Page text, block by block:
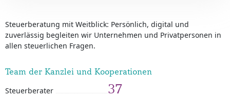
Steuerberatung mit Weitblick: Persönlich, digital und
zuverlässig begleiten wir Unternehmen und Privatpersonen in
allen steuerlichen Fragen.
Team der Kanzlei und Kooperationen
Steuerberater 37